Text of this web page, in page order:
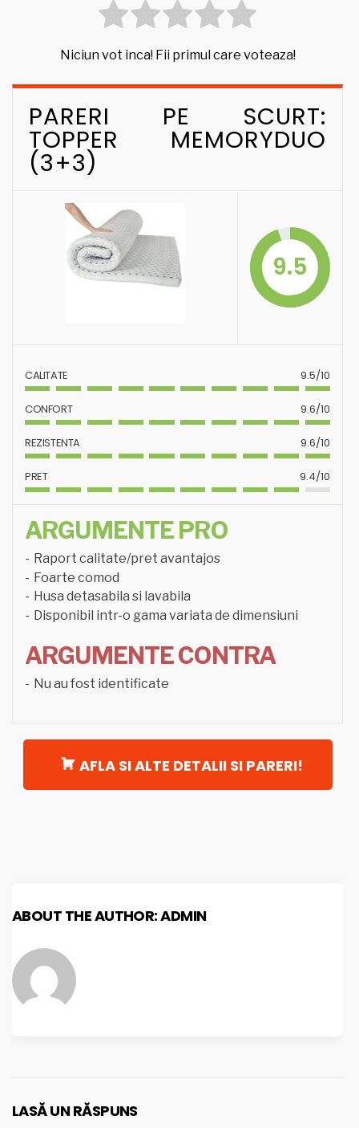
Niciun vot inca! Fii primul care voteaza!
PARERI PE SCURT:
TOPPER MEMORYDUO
(3+3)
9.5
CALITATE 9.5/10
CONFORT 9.6/10
REZISTENTA 9.6/10
PRET 9.4/10
ARGUMENTE PRO
Raport calitate/pret avantajos
Foarte comod
Husa detasabila si lavabila
Disponibil intr-o gama variata de dimensiuni
ARGUMENTE CONTRA
Nu au fost identificate
AFLA SI ALTE DETALII SI PARERI!
ABOUT THE AUTHOR:ADMIN
LASĂ UN RĂSPUNS